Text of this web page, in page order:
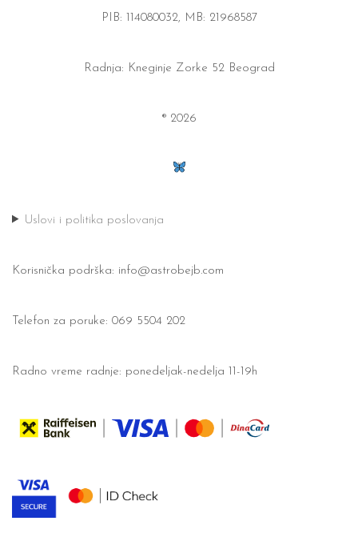
PIB: 114080032, MB: 21968587
Radnja: Kneginje Zorke 52 Beograd
® 2026
Uslovi i politika poslovanja
Korisnička podrška: info@astrobejb.com
Telefon za poruke: 069 5504 202
Radno vreme radnje: ponedeljak-nedelja 11-19h